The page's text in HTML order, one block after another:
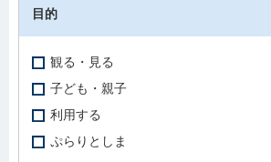
目的
観る・見る
子ども・親子
利用する
ぷらりとしま